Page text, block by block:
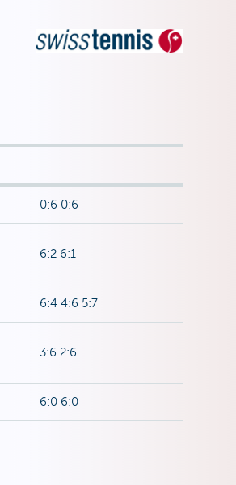
0:6 0:6
6:2 6:1
6:4 4:6 5:7
3:6 2:6
6:0 6:0